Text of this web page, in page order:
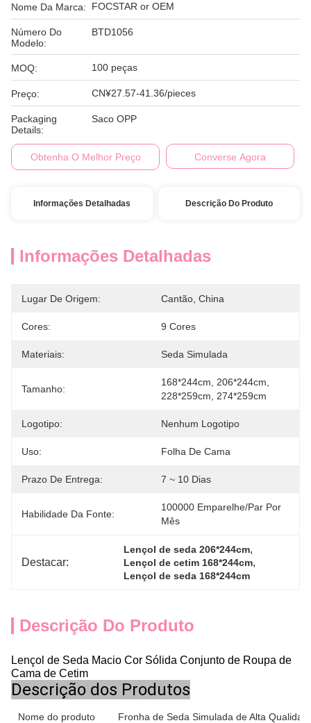
Nome Da Marca: FOCSTAR or OEM
Número Do
Modelo:
BTD1056
MOQ: 100 peças
Preço: CN¥27.57-41.36/pieces
Packaging
Details:
Saco OPP
Obtenha O Melhor Preço Converse Agora
Informações Detalhadas Descrição Do Produto
Informações Detalhadas
Lugar De Origem: Cantão, China
Cores: 9 Cores
Materiais: Seda Simulada
Tamanho:
168*244cm, 206*244cm,
228*259cm, 274*259cm
Logotipo: Nenhum Logotipo
Uso: Folha De Cama
Prazo De Entrega: 7 ~ 10 Dias
Habilidade Da Fonte:
100000 Emparelhe/par Por
Mês
Destacar:
Lençol de seda 206*244cm,
Lençol de cetim 168*244cm,
Lençol de seda 168*244cm
Descrição Do Produto
Lençol de Seda Macio Cor Sólida Conjunto de Roupa de
Cama de Cetim
Descrição dos Produtos
Nome do produto Fronha de Seda Simulada de Alta